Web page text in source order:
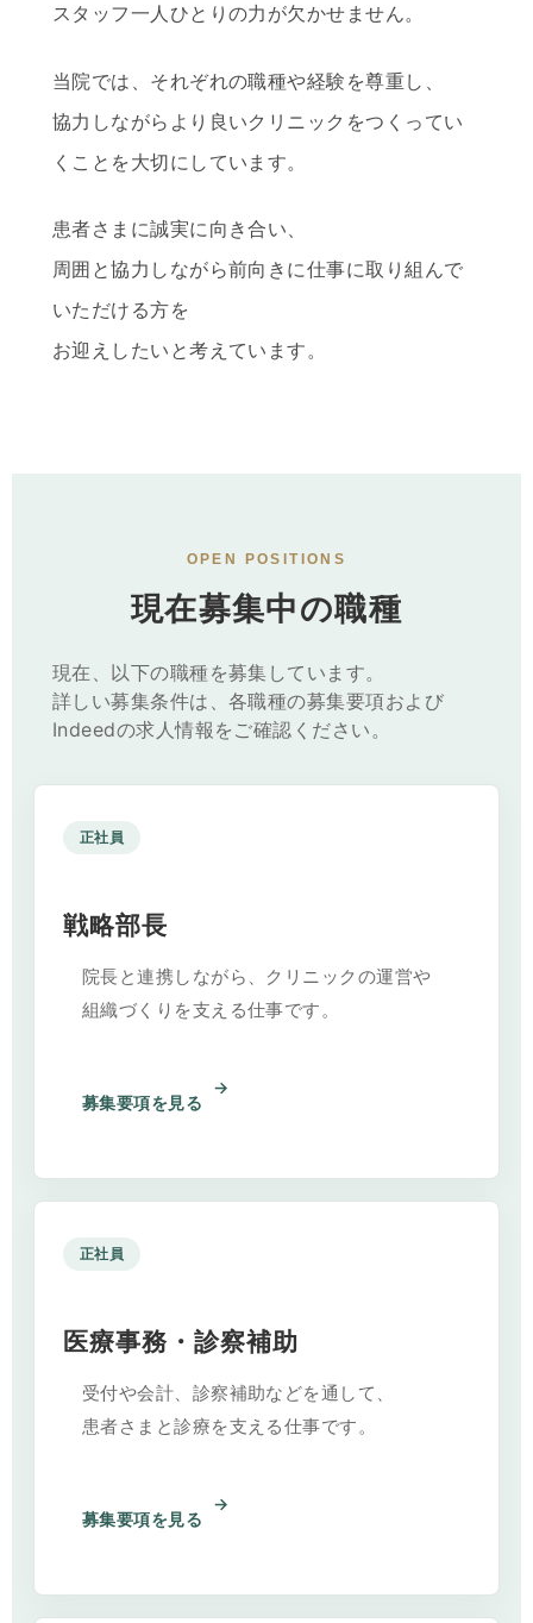
スタッフ一人ひとりの力が欠かせません。
当院では、それぞれの職種や経験を尊重し、
協力しながらより良いクリニックをつくってい
くことを大切にしています。
患者さまに誠実に向き合い、
周囲と協力しながら前向きに仕事に取り組んで
いただける方を
お迎えしたいと考えています。
OPEN POSITIONS
現在募集中の職種
現在、以下の職種を募集しています。
詳しい募集条件は、各職種の募集要項および
Indeedの求人情報をご確認ください。
正社員
戦略部長
院長と連携しながら、クリニックの運営や
組織づくりを支える仕事です。
募集要項を見る
正社員
医療事務・診察補助
受付や会計、診察補助などを通して、
患者さまと診療を支える仕事です。
募集要項を見る